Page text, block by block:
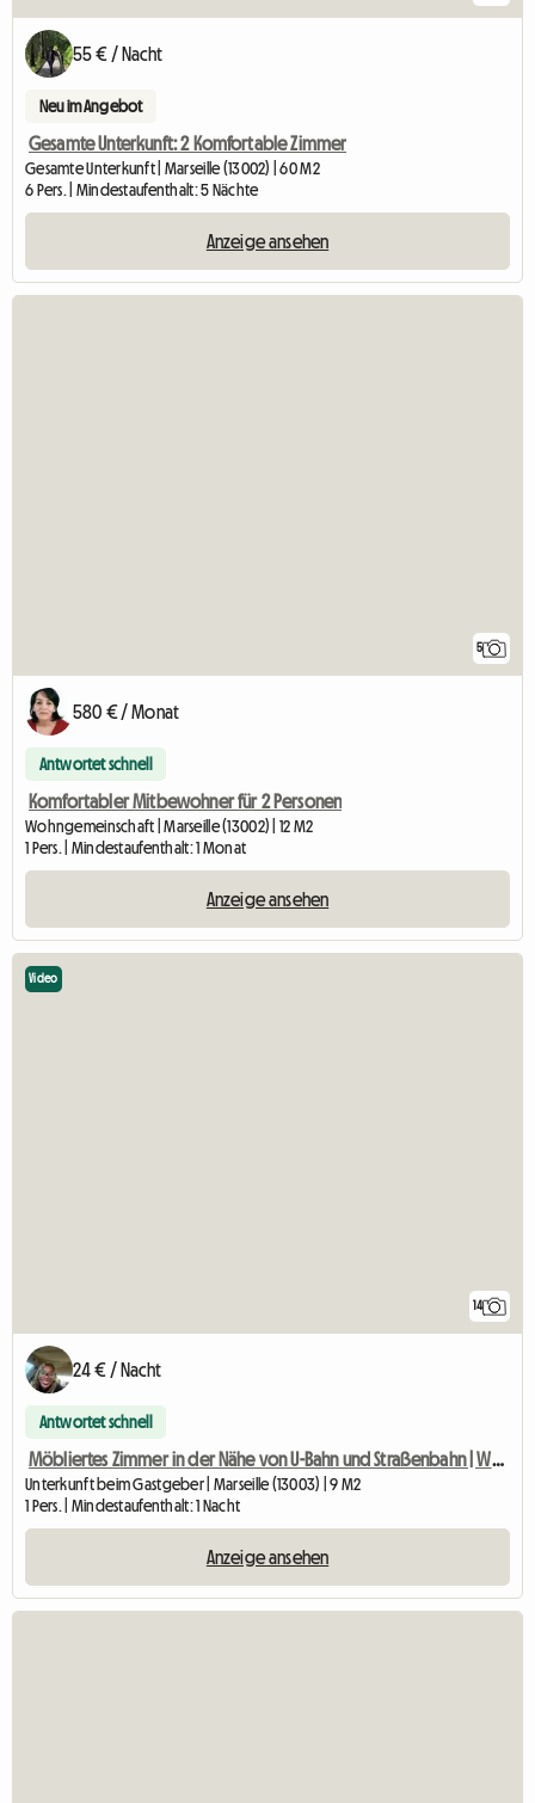
55 € / Nacht
Neu im Angebot
Gesamte Unterkunft: 2 Komfortable Zimmer
Gesamte Unterkunft | Marseille (13002) | 60 M2
6 Pers. | Mindestaufenthalt: 5 Nächte
Anzeige ansehen
5
580 € / Monat
Antwortet schnell
Komfortabler Mitbewohner für 2 Personen
Wohngemeinschaft | Marseille (13002) | 12 M2
1 Pers. | Mindestaufenthalt: 1 Monat
Anzeige ansehen
14
Video
24 € / Nacht
Antwortet schnell
Möbliertes Zimmer in der Nähe von U-Bahn und Straßenbahn | Wohngemeinschaft
Unterkunft beim Gastgeber | Marseille (13003) | 9 M2
1 Pers. | Mindestaufenthalt: 1 Nacht
Anzeige ansehen